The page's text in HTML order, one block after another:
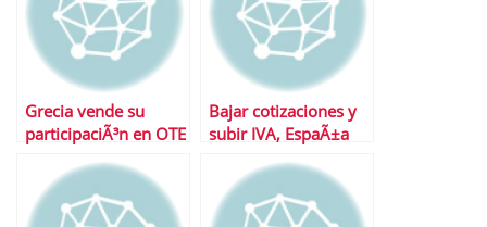
Grecia vende su
participaciÃ³n en OTE
Bajar cotizaciones y
subir IVA, EspaÃ±a